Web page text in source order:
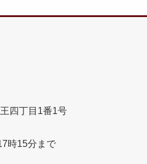
四丁目1番1号
時15分まで